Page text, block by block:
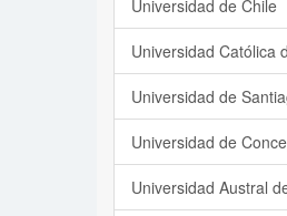
Universidad de Chile
Universidad Católica
Universidad de
Universidad de
Universidad Austral